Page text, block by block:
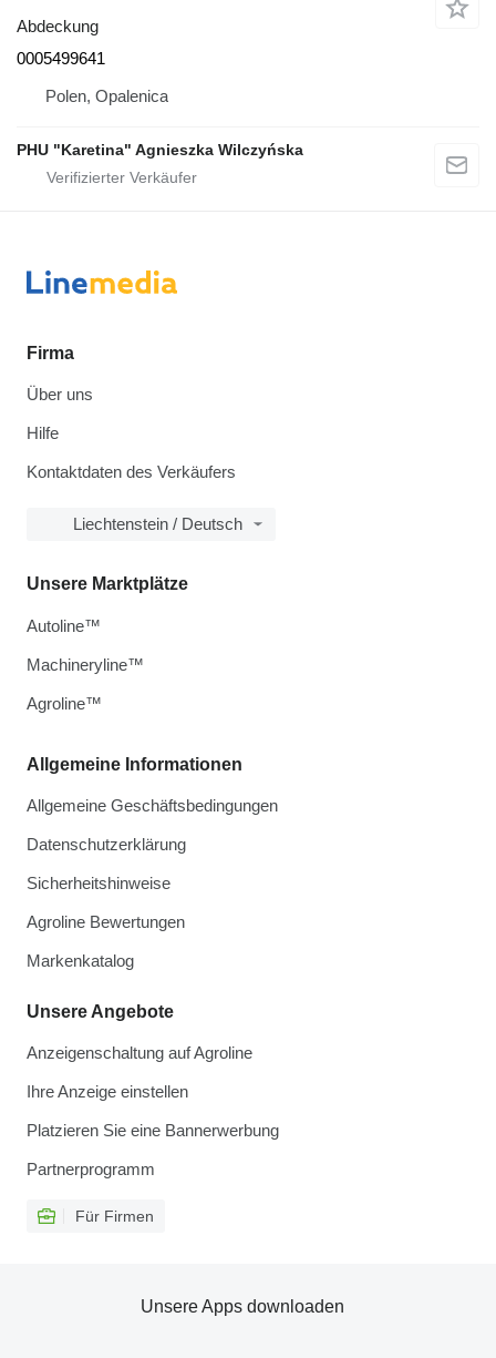
Abdeckung
0005499641
Polen, Opalenica
PHU "Karetina" Agnieszka Wilczyńska
Firma
Über uns
Hilfe
Kontaktdaten des Verkäufers
Liechtenstein / Deutsch
Allgemeine Informationen
Allgemeine Geschäftsbedingungen
Datenschutzerklärung
Sicherheitshinweise
Agroline Bewertungen
Markenkatalog
Unsere Angebote
Anzeigenschaltung auf Agroline
Ihre Anzeige einstellen
Platzieren Sie eine Bannerwerbung
Partnerprogramm
Für Firmen
Unsere Marktplätze
Autoline™
Machineryline™
Agroline™
Unsere Apps downloaden